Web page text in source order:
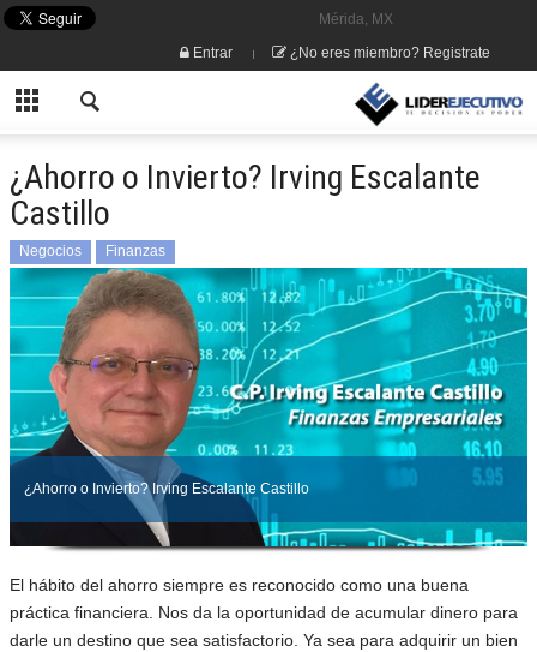
Mérida, MX
Entrar
¿No eres miembro? Registrate
¿Ahorro o Invierto? Irving Escalante
Castillo
Negocios Finanzas
¿Ahorro o Invierto? Irving Escalante Castillo
El hábito del ahorro siempre es reconocido como una buena
práctica financiera. Nos da la oportunidad de acumular dinero para
darle un destino que sea satisfactorio. Ya sea para adquirir un bien